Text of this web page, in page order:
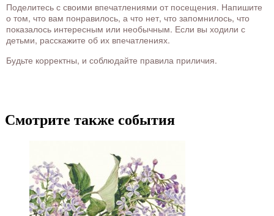
Поделитесь с своими впечатлениями от посещения. Напишите
о том, что вам понравилось, а что нет, что запомнилось, что
показалось интересным или необычным. Если вы ходили с
детьми, расскажите об их впечатлениях.
Будьте корректны, и соблюдайте правила приличия.
Смотрите также события